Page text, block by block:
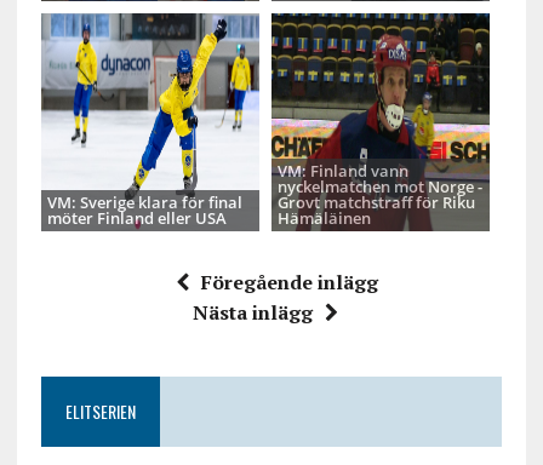
VM: Sverige klara för final
möter Finland eller USA
VM: Finland vann
nyckelmatchen mot Norge -
Grovt matchstraff för Riku
Hämäläinen
Föregående inlägg
Nästa inlägg
ELITSERIEN